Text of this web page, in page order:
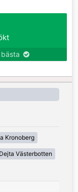
Kronoberg
Dejta Västerbotten